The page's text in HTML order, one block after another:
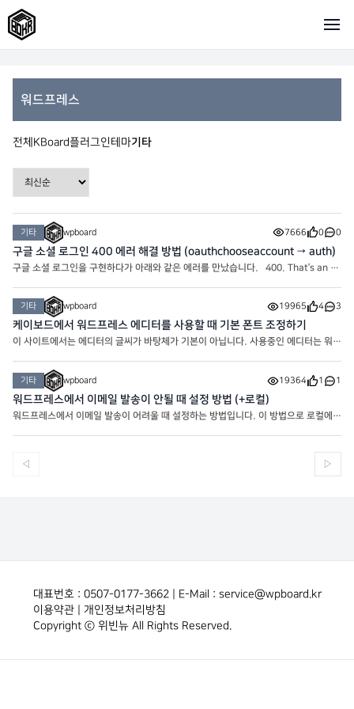
워드프레스
전체 KBoard플러그인 테마기타
기타 wpboard 7666 0 0
구글 소셜 로그인 400 에러 해결 방법 (oauthchooseaccount → auth)
구글 소셜 로그인을 구현하다가 아래와 같은 에러를 만났습니다. 400. That’s an er
ould not be retried. 문제 원인, 기존에 사용한 URL: $oauth_url = “https://acc
ounts.google.com/o/oauth2/v2
기타 wpboard 19965 4 3
케이보드에서 워드프레스 에디터를 사용할 때 기본 폰트 조정하기
이 사이트에서는 에디터의 글씨가 바탕체가 기본이 아닙니다. 사용중인 에디터는 워드
습니다. 에디터의 폰트가 마음에 안들어서 썸머노트
기타 wpboard 19364 1 1
워드프레스에서 이메일 발송이 안될 때 설정 방법 (+로컬)
워드프레스에서 이메일 발송이 어려울 때 설정하는 방법입니다. 이 방법으로 로컬에서
◁ ▷
대표번호 : 0507-0177-3662 | E-Mail : service@wpboard.kr
이용약관| 개인정보처리방침
Copyright ⓒ 위빈뉴 All Rights Reserved.